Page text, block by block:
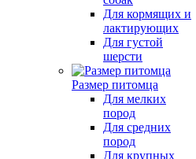
Для кормящих и
лактирующих
Для густой
шерсти
Размер питомца
Для мелких
пород
Для средних
пород
Для крупных